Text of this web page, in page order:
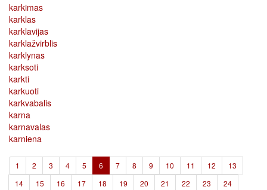
karkimas
karklas
karklavijas
karklažvirblis
karklynas
karksoti
karkti
karkuoti
karkvabalis
karna
karnavalas
karniena
1 2 3 4 5 6 (current)
7 8 9 10 11 12
13
14
15 16 17 18 19 20 21 22 23 24